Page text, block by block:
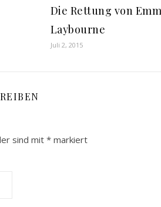
Die Rettung von
Laybourne
Juli 2, 2015
sind mit * markiert